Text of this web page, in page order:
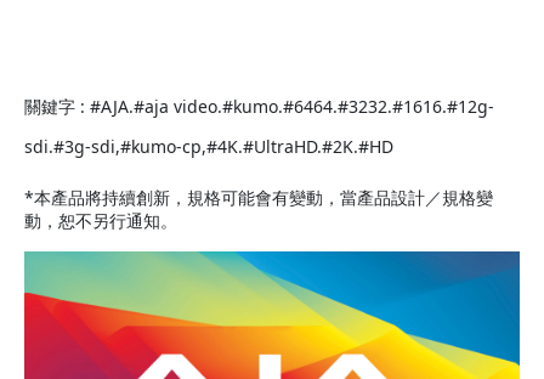
關鍵字 : #AJA.#aja video.#kumo.#6464.#3232.#1616.#12g-
sdi.#3g-sdi,#kumo-cp,#4K.#UltraHD.#2K.#HD
*本產品將持續創新，規格可能會有變動，當產品設計／規格變
動，恕不另行通知。